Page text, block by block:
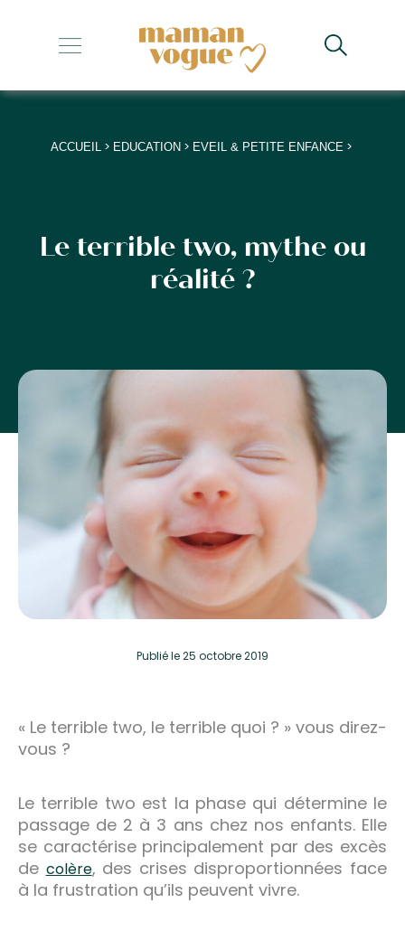
+
+
+
+
ACCUEIL> EDUCATION> EVEIL & PETITE ENFANCE>
Le terrible two, mythe ou
réalité ?
Publiéle 25 octobre 2019
« Le terrible two, le terrible quoi ? » vous direz-
vous ?
Le terrible two est la phase qui détermine le
passage de 2 à 3 ans chez nos enfants. Elle
se caractérise principalement par des excès
de colère, des crises disproportionnées face
à la frustration qu’ils peuvent vivre.